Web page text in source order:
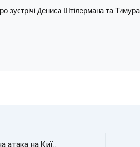
зустрічі Дениса Штілермана та Тимура
Новина: Масштабна атака на Київ 24 травня